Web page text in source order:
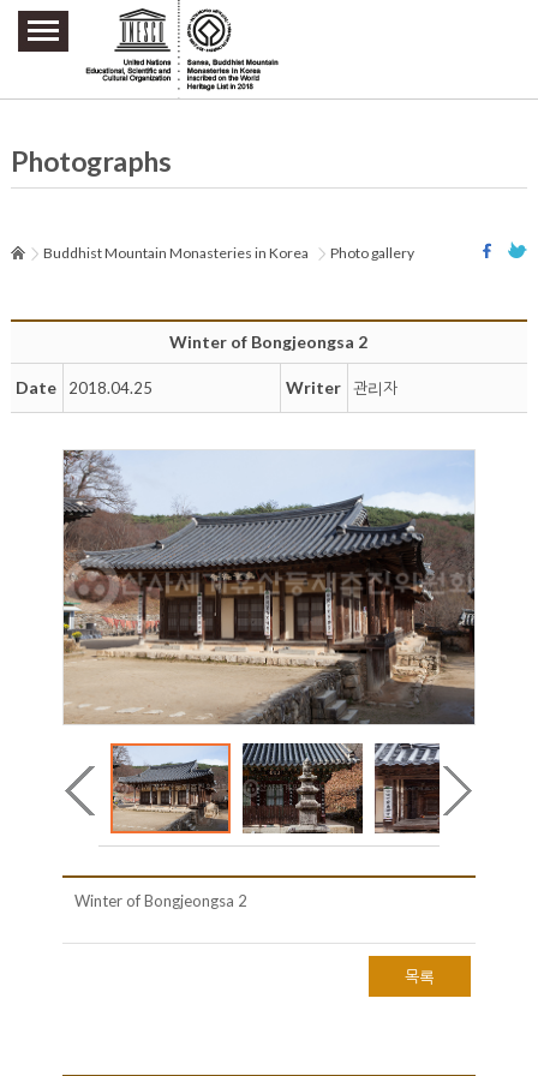
주요메뉴 바로가기
본문 바로가기
하단메뉴 바로가기
Photographs
Buddhist Mountain Monasteries in Korea Photo gallery
Winter of Bongjeongsa 2
Date 2018.04.25 Writer 관리자
Winter of Bongjeongsa 2
목록